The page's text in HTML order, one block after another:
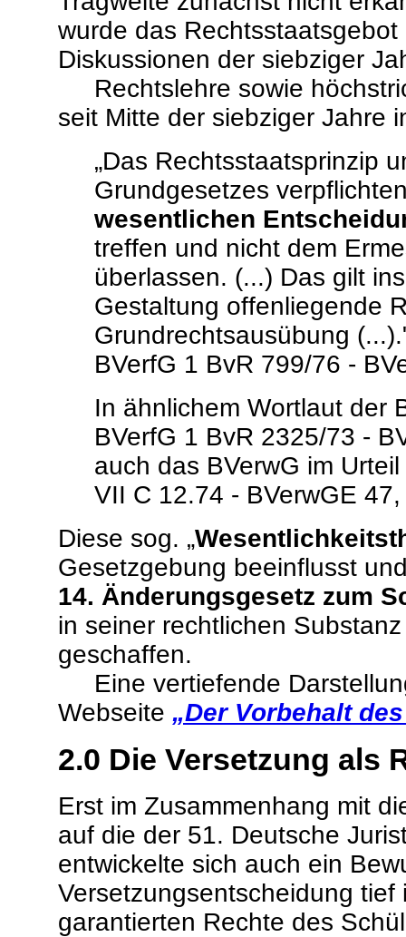
wurde das
Diskussionen der siebziger
Rechtslehre sowie
seit Mitte der siebziger Jahre
„Das Rechtsstaatsprinzip
Grundgesetzes
wesentlichen
treffen und nicht dem
überlassen. (...) Das gilt
Gestaltung offenliegende
Grundrechtsausübung
BVerfG 1 BvR 799/76 -
In ähnlichem Wortlaut der
BVerfG 1 BvR 2325/73 -
auch das BVerwG im
VII C 12.74 - BVerwGE
Diese sog. „
Gesetzgebung beeinflusst
14. Änderungsgesetz zum
in seiner rechtlichen
geschaffen.
Eine vertiefende
Webseite „Der Vorbehalt
2.0 Die Versetzung als
Erst im Zusammenhang mit
auf die der 51. Deutsche
entwickelte sich auch ein
Versetzungsentscheidung
garantierten Rechte des